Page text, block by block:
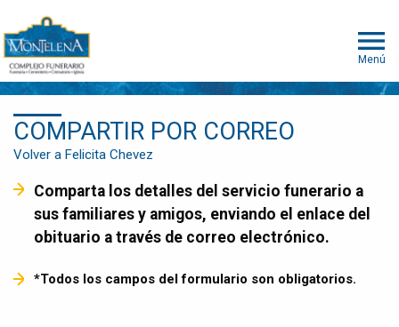
Menú
COMPARTIR POR CORREO
Volver a Felicita Chevez
Comparta los detalles del servicio funerario a
sus familiares y amigos, enviando el enlace del
obituario a través de correo electrónico.
*Todos los campos del formulario son obligatorios.